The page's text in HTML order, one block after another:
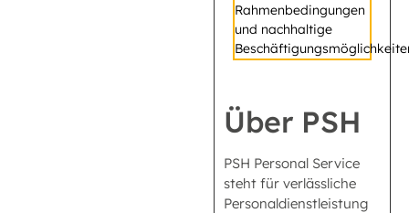
Rahmenbedingungen
und nachhaltige
Über PSH
PSH Personal Service
steht für verlässliche
Personaldienstleistung